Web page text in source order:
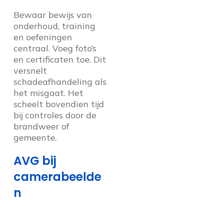
Bewaar bewijs van
onderhoud, training
en oefeningen
centraal. Voeg foto’s
en certificaten toe. Dit
versnelt
schadeafhandeling als
het misgaat. Het
scheelt bovendien tijd
bij controles door de
brandweer of
gemeente.
AVG bij
camerabeelde
n